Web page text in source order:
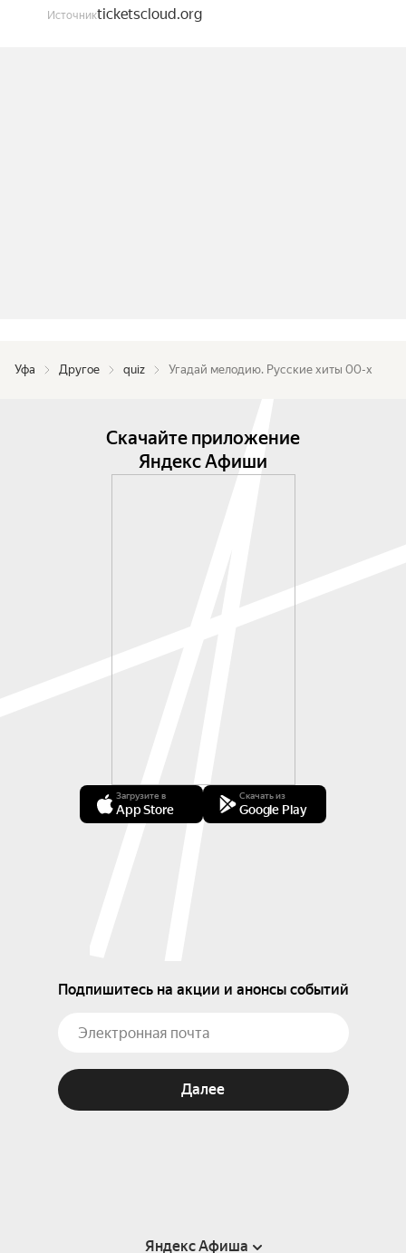
Источникticketscloud.org
Уфа Другое quiz Угадай мелодию. Русские хиты 00-х
Скачайте приложение
Яндекс Афиши
Загрузите в
App Store
Скачать из
Google Play
Подпишитесь на акции и анонсы событий
Далее
Яндекс Афиша